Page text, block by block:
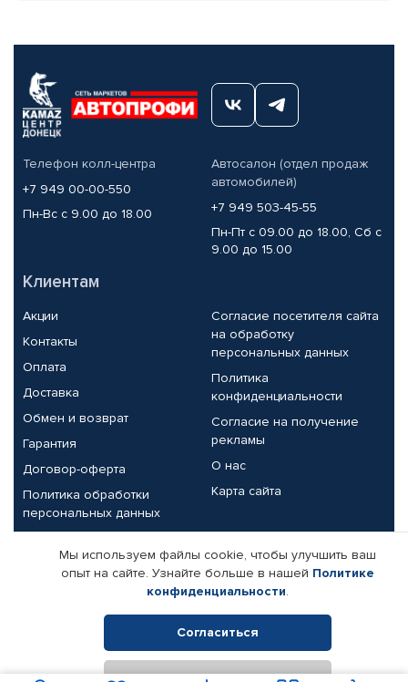
Телефон колл-центра
+7 949 00-00-550
Пн-Вс с 9.00 до 18.00
Автосалон (отдел продаж
автомобилей)
+7 949 503-45-55
Пн-Пт с 09.00 до 18.00, Сб с
9.00 до 15.00
Клиентам
Акции
Контакты
Оплата
Доставка
Обмен и возврат
Гарантия
Договор-оферта
Политика обработки
персональных данных
Согласие посетителя сайта
на обработку
персональных данных
Политика
конфиденциальности
Согласие на получение
рекламы
О нас
Карта сайта
Партнерам
Корпоративным клиентам
Поставщикам
Реквизиты компании
Мы используем файлы cookie, чтобы улучшить ваш
опыт на сайте. Узнайте больше в нашей Политике
конфиденциальности.
Согласиться
Отклонить